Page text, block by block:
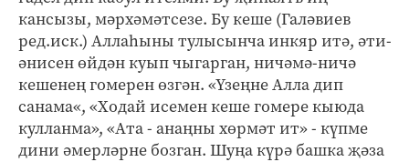
кансызы, мәрхәмәтсезе. Бу кеше (Галәвиев
ред.иск.) Аллаһыны тулысынча инкяр итә, әти-
әнисен өйдән куып чыгарган, ничәмә-ничә
кешенең гомерен өзгән. «Үзеңне Алла дип
санама«, «Ходай исемен кеше гомере кыюда
кулланма», «Ата - анаңны хөрмәт ит» - күпме
дини әмерләрне бозган. Шуңа күрә башка җәза